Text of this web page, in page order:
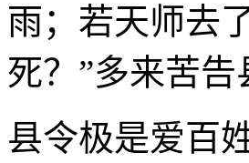
雨；若天师去
死？”多来苦
县令极是爱百